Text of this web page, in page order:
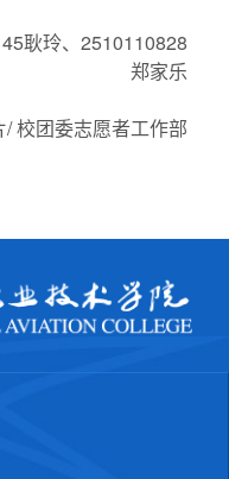
耿玲、2510110828
郑家乐
/校团委志愿者工作部